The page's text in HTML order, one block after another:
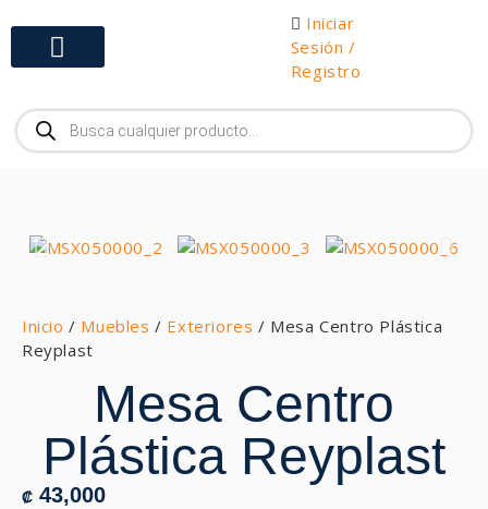
Iniciar
Sesión /
Registro
Inicio / Muebles / Exteriores / Mesa Centro Plástica
Reyplast
Mesa Centro
Plástica Reyplast
₡ 43,000